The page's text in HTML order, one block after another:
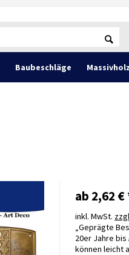
Baubeschläge
ab 2,62 €
inkl. MwSt.
Geprägte
20er Jahre bis
können leicht